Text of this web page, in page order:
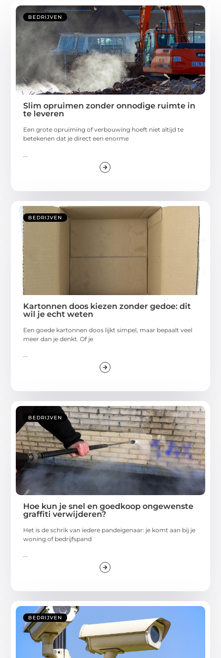
BEDRIJVEN
Slim opruimen zonder onnodige ruimte in
te leveren
Een grote opruiming of verbouwing hoeft niet altijd te
betekenen dat je direct een enorme
BEDRIJVEN
Kartonnen doos kiezen zonder gedoe: dit
wil je echt weten
Een goede kartonnen doos lijkt simpel, maar bepaalt veel
meer dan je denkt. Of je
BEDRIJVEN
Hoe kun je snel en goedkoop ongewenste
graffiti verwijderen?
Het is de schrik van iedere pandeigenaar: je komt aan bij je
woning of bedrijfspand
...
BEDRIJVEN